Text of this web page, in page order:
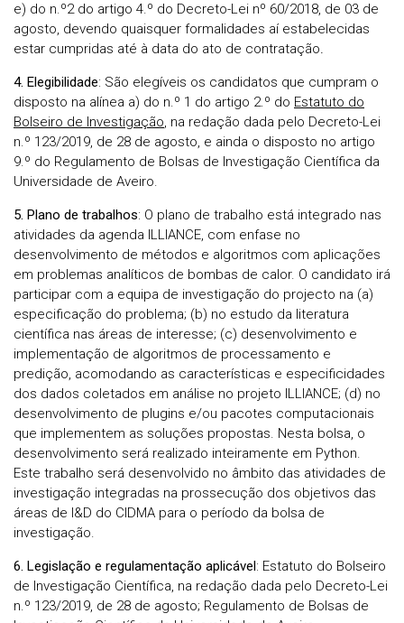
e) do n.º2 do artigo 4.º do Decreto-Lei nº 60/2018, de 03 de
agosto, devendo quaisquer formalidades aí estabelecidas
estar cumpridas até à data do ato de contratação.
4. Elegibilidade: São elegíveis os candidatos que cumpram o
disposto na alínea a) do n.º 1 do artigo 2.º do Estatuto do
Bolseiro de Investigação, na redação dada pelo Decreto-Lei
n.º 123/2019, de 28 de agosto, e ainda o disposto no artigo
9.º do Regulamento de Bolsas de Investigação Científica da
Universidade de Aveiro.
5. Plano de trabalhos: O plano de trabalho está integrado nas
atividades da agenda ILLIANCE, com enfase no
desenvolvimento de métodos e algoritmos com aplicações
em problemas analíticos de bombas de calor. O candidato irá
participar com a equipa de investigação do projecto na (a)
especificação do problema; (b) no estudo da literatura
científica nas áreas de interesse; (c) desenvolvimento e
implementação de algoritmos de processamento e
predição, acomodando as características e especificidades
dos dados coletados em análise no projeto ILLIANCE; (d) no
desenvolvimento de plugins e/ou pacotes computacionais
que implementem as soluções propostas. Nesta bolsa, o
desenvolvimento será realizado inteiramente em Python.
Este trabalho será desenvolvido no âmbito das atividades de
investigação integradas na prossecução dos objetivos das
áreas de I&D do CIDMA para o período da bolsa de
investigação.
6. Legislação e regulamentação aplicável: Estatuto do Bolseiro
de Investigação Científica, na redação dada pelo Decreto-Lei
n.º 123/2019, de 28 de agosto; Regulamento de Bolsas de